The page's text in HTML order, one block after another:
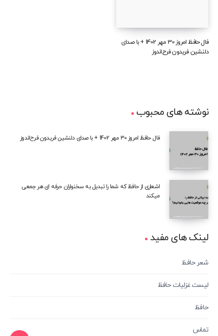
فال حافظ امروز 30 مهر 1402 + با صدای
دلنشین فریدون فرح‌اندوز
نوشته های محبوب
فال حافظ امروز 30 مهر 1402 + با صدای دلنشین فریدون فرح‌اندوز
اشعاری از حافظ که شما را تبدیل به سخنواران حرفه ای هر جمعی
میکند
لینک های مفید
شعر حافظ
لیست غزلیات حافظ
حافظ
تماس